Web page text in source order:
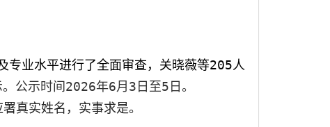
专业水平进行了全面审查，关晓薇等205人
公示时间2026年6月 3日至5日。
真实姓名，实事求是。